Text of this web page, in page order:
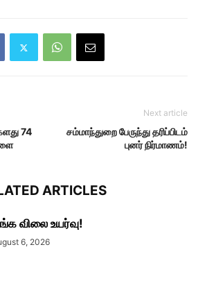
74
Next article
சம்மாந்துறை பேருந்து தரிப்பிடம்
புனர் நிர்மாணம்!
ARTICLES
விலை உயர்வு!
6, 2026